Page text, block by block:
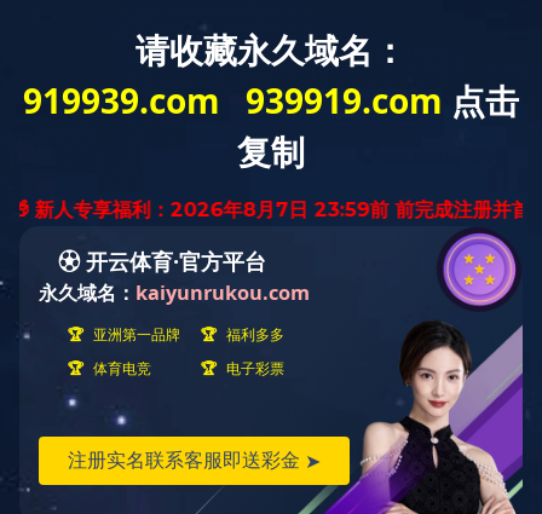
招标采购
安博手机端公开征选招标代理机构入库结果公
示